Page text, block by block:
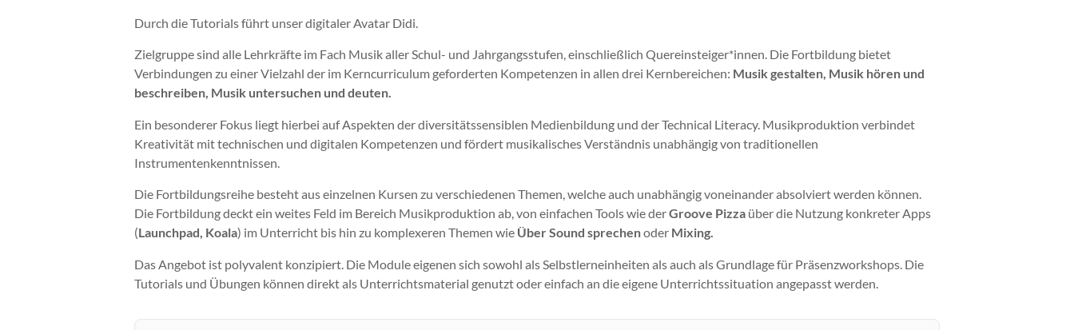
Durch die Tutorials führt unser digitaler Avatar Didi.
Zielgruppe sind alle Lehrkräfte im Fach Musik aller Schul- und Jahrgangsstufen, einschließlich Quereinsteiger*innen. Die Fortbildung bietet
Verbindungen zu einer Vielzahl der im Kerncurriculum geforderten Kompetenzen in allen drei Kernbereichen: Musik gestalten, Musik hören und
beschreiben, Musik untersuchen und deuten.
Ein besonderer Fokus liegt hierbei auf Aspekten der diversitätssensiblen Medienbildung und der Technical Literacy. Musikproduktion verbindet
Kreativität mit technischen und digitalen Kompetenzen und fördert musikalisches Verständnis unabhängig von traditionellen
Instrumentenkenntnissen.
Die Fortbildungsreihe besteht aus einzelnen Kursen zu verschiedenen Themen, welche auch unabhängig voneinander absolviert werden können.
Die Fortbildung deckt ein weites Feld im Bereich Musikproduktion ab, von einfachen Tools wie derGroove Pizza über die Nutzung konkreter Apps
(Launchpad, Koala) im Unterricht bis hin zu komplexeren Themen wie Über Sound sprechenoder Mixing.
Das Angebot ist polyvalent konzipiert. Die Module eigenen sich sowohl als Selbstlerneinheiten als auch als Grundlage für Präsenzworkshops. Die
Tutorials und Übungen können direkt als Unterrichtsmaterial genutzt oder einfach an die eigene Unterrichtssituation angepasst werden.